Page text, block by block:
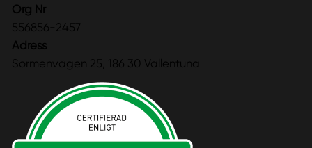
Org Nr
556856-2457
Adress
Sormenvägen 25, 186 30 Vallentuna